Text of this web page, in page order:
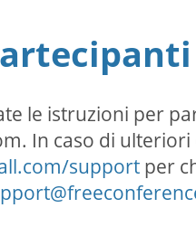
le istruzioni per
In caso di
supportper